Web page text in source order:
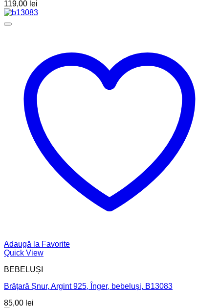
119,00 lei
Adaugă la Favorite
Quick View
BEBELUȘI
Brățară Șnur, Argint 925, Înger, bebeluși, B13083
85,00 lei